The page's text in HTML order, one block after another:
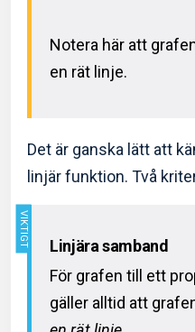
Notera här att
en rät linje.
Det är ganska lätt att
linjär funktion. Två
Linjära samband
För grafen till ett
gäller alltid att